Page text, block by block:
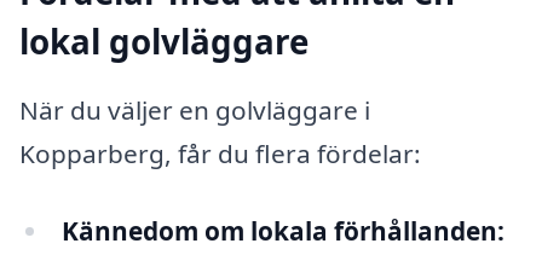
lokal golvläggare
När du väljer en golvläggare i
Kopparberg, får du flera fördelar:
Kännedom om lokala förhållanden: